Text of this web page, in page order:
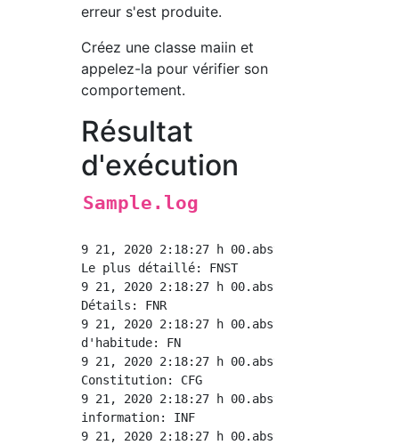
erreur s'est produite.
Créez une classe maiin et
appelez-la pour vérifier son
comportement.
Résultat
d'exécution
Sample.log
9 21, 2020 2:18:27 h 00.abstractDemo.log.Log
Le plus détaillé: FNST
9 21, 2020 2:18:27 h 00.abstractDemo.log.Log
Détails: FNR
9 21, 2020 2:18:27 h 00.abstractDemo.log.Log
d'habitude: FN
9 21, 2020 2:18:27 h 00.abstractDemo.log.Log
Constitution: CFG
9 21, 2020 2:18:27 h 00.abstractDemo.log.Log
information: INF
9 21, 2020 2:18:27 h 00.abstractDemo.log.Log